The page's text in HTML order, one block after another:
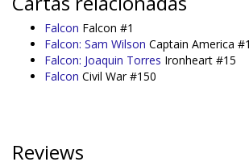
Falcon Falcon #1
Falcon: Sam Wilson Captain America
Falcon: Joaquin Torres Ironheart #15
Falcon Civil War #150
Reviews